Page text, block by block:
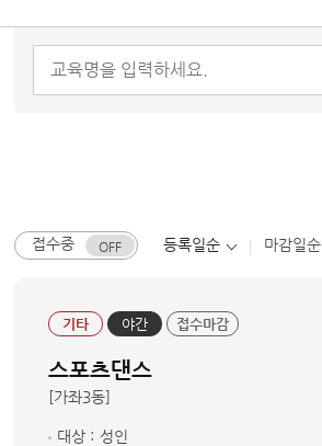
접수중 등록일순 마감일순
기타 야간 접수마감
스포츠댄스
[가좌3동]
대상 : 성인